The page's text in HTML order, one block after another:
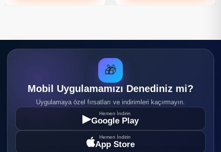
🎁
Mobil Uygulamamızı Denediniz mi?
Uygulamaya özel fırsatları ve indirimleri kaçırmayın.
▶ Hemen İndirin
Google Play
Hemen İndirin
App Store